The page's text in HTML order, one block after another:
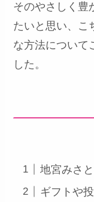
そのやさしく豊
たいと思い、こ
な方法について
した。
地宮みさ
ギフトや